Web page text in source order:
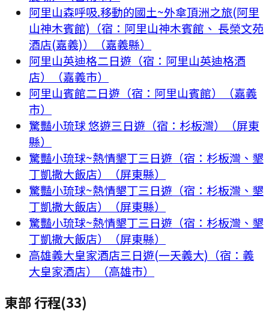
阿里山森呼吸.移動的國土~外傘頂洲之旅(阿里
山神木賓館)（宿：阿里山神木賓館、 長榮文苑
酒店(嘉義)）（嘉義縣）
阿里山英迪格二日遊（宿：阿里山英迪格酒
店）（嘉義市）
阿里山賓館二日遊（宿：阿里山賓館）（嘉義
市）
驚豔小琉球 悠遊三日遊（宿：杉板灣）（屏東
縣）
驚豔小琉球~熱情墾丁三日遊（宿：杉板灣、墾
丁凱撒大飯店）（屏東縣）
驚豔小琉球~熱情墾丁三日遊（宿：杉板灣、墾
丁凱撒大飯店）（屏東縣）
驚豔小琉球~熱情墾丁三日遊（宿：杉板灣、墾
丁凱撒大飯店）（屏東縣）
高雄義大皇家酒店三日遊(一天義大)（宿：義
大皇家酒店）（高雄市）
東部 行程(33)